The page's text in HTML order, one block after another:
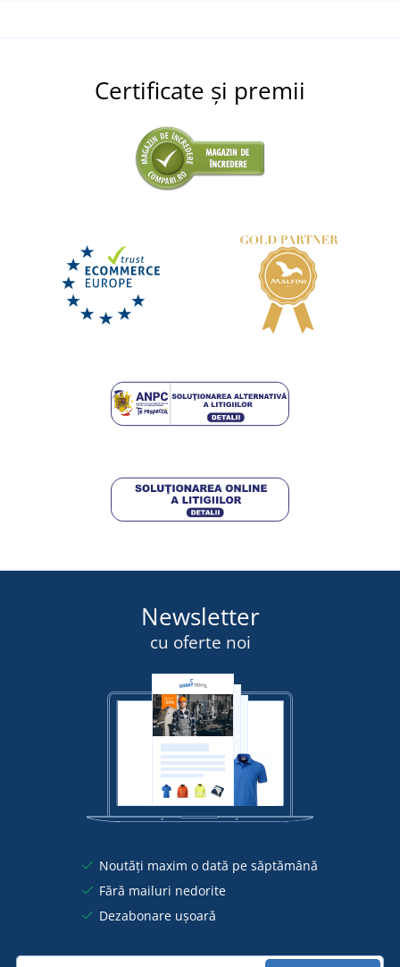
Spray impermeabilizant universal Protector
49,75 lei
DETALII
Certificate și premii
Newsletter
cu oferte noi
Noutăți maxim o dată pe săptămână
Fără mailuri nedorite
Dezabonare ușoară